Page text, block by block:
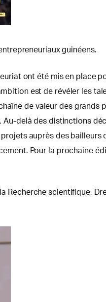
guinéens.
ont été mis en place
est de révéler les
de valeur des grands
delà des distinctions
auprès des
Pour la prochaine
Recherche scientifique,